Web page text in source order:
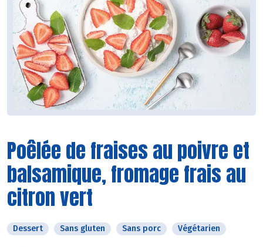
Poêlée de fraises au poivre et
balsamique, fromage frais au
citron vert
Dessert Sans gluten Sans porc Végétarien